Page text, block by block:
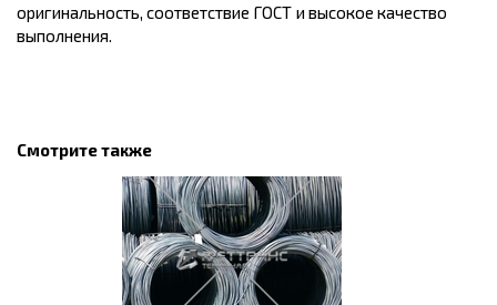
оригинальность, соответствие ГОСТ и высокое качество
выполнения.
Смотрите также